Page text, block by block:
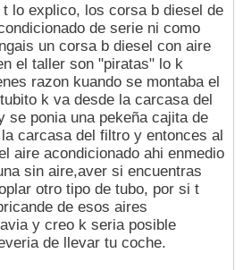
lo explico, los corsa b diesel de
de serie ni como
un corsa b diesel con aire
el taller son "piratas" lo k
razon kuando se montaba el
k va desde la carcasa del
se ponia una pekeña cajita de
carcasa del filtro y entonces al
aire acondicionado ahi enmedio
sin aire,aver si encuentras
otro tipo de tubo, por si t
de esos aires
y creo k seria posible
de llevar tu coche.